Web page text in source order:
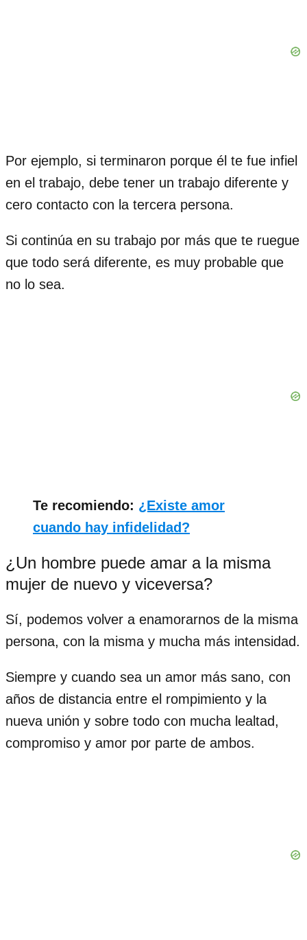
Por ejemplo, si terminaron porque él te fue infiel
en el trabajo, debe tener un trabajo diferente y
cero contacto con la tercera persona.
Si continúa en su trabajo por más que te ruegue
que todo será diferente, es muy probable que
no lo sea.
Te recomiendo: ¿Existe amor
cuando hay infidelidad?
¿Un hombre puede amar a la misma
mujer de nuevo y viceversa?
Sí, podemos volver a enamorarnos de la misma
persona, con la misma y mucha más intensidad.
Siempre y cuando sea un amor más sano, con
años de distancia entre el rompimiento y la
nueva unión y sobre todo con mucha lealtad,
compromiso y amor por parte de ambos.